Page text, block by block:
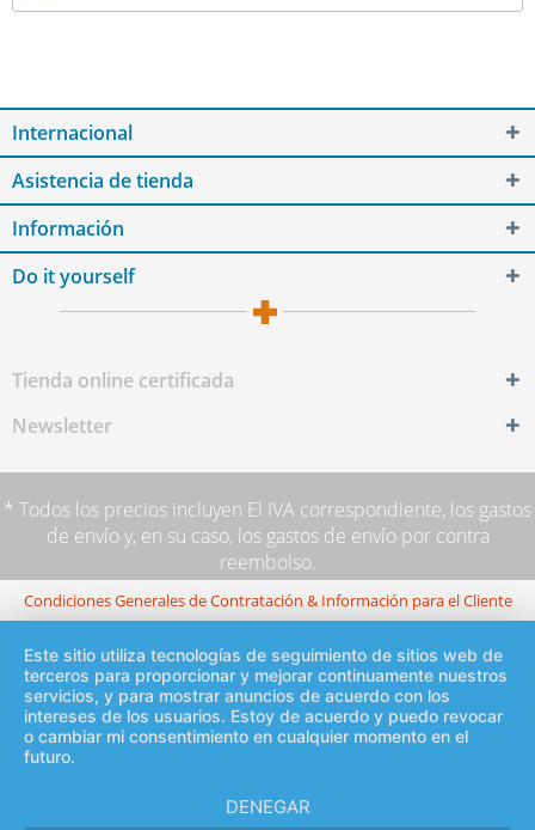
Internacional
Asistencia de tienda
Información
Do it yourself
Tienda online certificada
Newsletter
* Todos los precios incluyen El IVA correspondiente, los gastos
de envíoy, en su caso, los gastos de envío por contra
reembolso.
Condiciones Generales de Contratación & Información para el Cliente
Este sitio utiliza tecnologías de seguimiento de sitios web de
terceros para proporcionar y mejorar continuamente nuestros
servicios, y para mostrar anuncios de acuerdo con los
intereses de los usuarios. Estoy de acuerdo y puedo revocar
o cambiar mi consentimiento en cualquier momento en el
futuro.
DENEGAR